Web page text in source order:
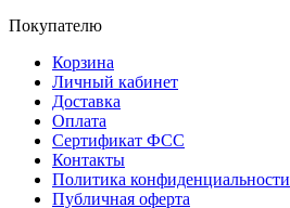
Покупателю
Корзина
Личный кабинет
Доставка
Оплата
Сертификат ФСС
Контакты
Политика конфиденциальности
Публичная оферта